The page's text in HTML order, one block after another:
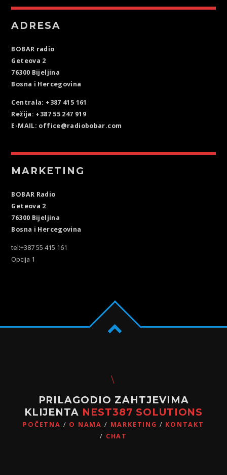
ADRESA
BOBAR radio
Geteova 2
76300 Bijeljina
Bosna i Hercegovina
Centrala: +387 415 161
Režija: +387 55 247 919
E-MAIL: office@radiobobar.com
MARKETING
BOBAR Radio
Geteova 2
76300 Bijeljina
Bosna i Hercegovina
tel:+387 55 415 161
Opcija 1
PRILAGODIO ZAHTJEVIMA
KLIJENTA NEST387 SOLUTIONS
POČETNA O NAMA MARKETING
KONTAKT
CHAT